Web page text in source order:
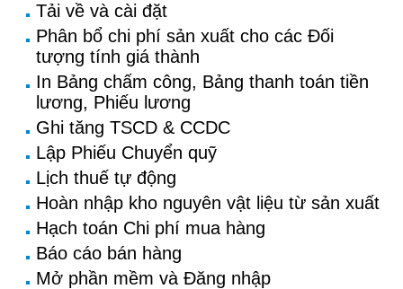
Tải về và cài đặt
Phân bổ chi phí sản xuất cho các Đối
tượng tính giá thành
In Bảng chấm công, Bảng thanh toán tiền
lương, Phiếu lương
Ghi tăng TSCD & CCDC
Lập Phiếu Chuyển quỹ
Lịch thuế tự động
Hoàn nhập kho nguyên vật liệu từ sản xuất
Hạch toán Chi phí mua hàng
Báo cáo bán hàng
Mở phần mềm và Đăng nhập